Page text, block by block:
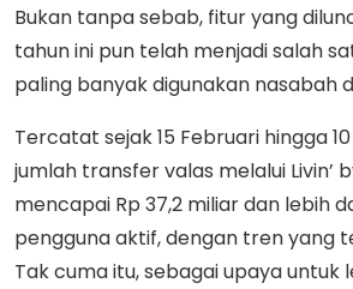
Bukan tanpa sebab, fitur yang
tahun ini pun telah menjadi salah
paling banyak digunakan nasabah
Tercatat sejak 15 Februari hingga
jumlah transfer valas melalui Livin’
mencapai Rp 37,2 miliar dan lebih
pengguna aktif, dengan tren yang
Tak cuma itu, sebagai upaya untuk